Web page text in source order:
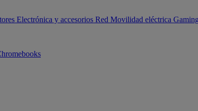
Electrónica y accesorios Red Movilidad eléctrica